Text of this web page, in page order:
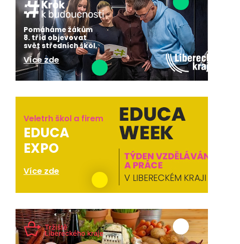
Pomáháme žákům
8. tříd objevovat
svět středních škol.
Více zde
Veletrh škol a firem
EDUCA
EXPO
Více zde